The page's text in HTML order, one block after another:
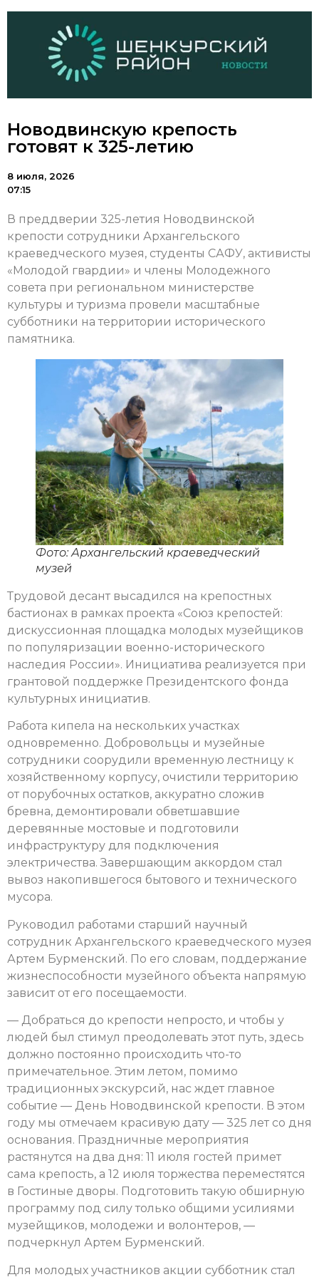
Новодвинскую крепость
готовят к 325-летию
8 июля, 2026
07:15
В преддверии 325-летия Новодвинской
крепости сотрудники Архангельского
краеведческого музея, студенты САФУ, активисты
«Молодой гвардии» и члены Молодежного
совета при региональном министерстве
культуры и туризма провели масштабные
субботники на территории исторического
памятника.
Фото: Архангельский краеведческий
музей
Трудовой десант высадился на крепостных
бастионах в рамках проекта «Союз крепостей:
дискуссионная площадка молодых музейщиков
по популяризации военно-исторического
наследия России». Инициатива реализуется при
грантовой поддержке Президентского фонда
культурных инициатив.
Работа кипела на нескольких участках
одновременно. Добровольцы и музейные
сотрудники соорудили временную лестницу к
хозяйственному корпусу, очистили территорию
от порубочных остатков, аккуратно сложив
бревна, демонтировали обветшавшие
деревянные мостовые и подготовили
инфраструктуру для подключения
электричества. Завершающим аккордом стал
вывоз накопившегося бытового и технического
мусора.
Руководил работами старший научный
сотрудник Архангельского краеведческого музея
Артем Бурменский. По его словам, поддержание
жизнеспособности музейного объекта напрямую
зависит от его посещаемости.
— Добраться до крепости непросто, и чтобы у
людей был стимул преодолевать этот путь, здесь
должно постоянно происходить что-то
примечательное. Этим летом, помимо
традиционных экскурсий, нас ждет главное
событие — День Новодвинской крепости. В этом
году мы отмечаем красивую дату — 325 лет со дня
основания. Праздничные мероприятия
растянутся на два дня: 11 июля гостей примет
сама крепость, а 12 июля торжества переместятся
в Гостиные дворы. Подготовить такую обширную
программу под силу только общими усилиями
музейщиков, молодежи и волонтеров, —
подчеркнул Артем Бурменский.
Для молодых участников акции субботник стал